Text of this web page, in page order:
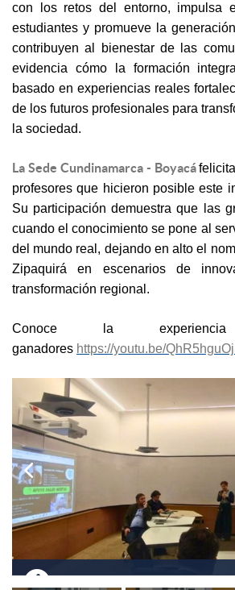
con los retos del entorno, impulsa
estudiantes y promueve la
contribuyen al bienestar de las
evidencia cómo la formación
basado en experiencias reales
de los futuros profesionales para
la sociedad.
La Sede Cundinamarca - Boyacá
profesores que hicieron posible este
Su participación demuestra que las
cuando el conocimiento se pone al
del mundo real, dejando en alto el
Zipaquirá en escenarios de
transformación regional.
Conoce la
ganadores https://youtu.be/
